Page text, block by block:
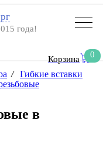
года!
Корзина
0
/ Гибкие вставки
в